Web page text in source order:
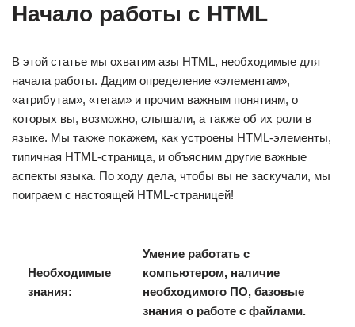
Начало работы с HTML
В этой статье мы охватим азы HTML, необходимые для
начала работы. Дадим определение «элементам»,
«атрибутам», «тегам» и прочим важным понятиям, о
которых вы, возможно, слышали, а также об их роли в
языке. Мы также покажем, как устроены HTML-элементы,
типичная HTML-страница, и объясним другие важные
аспекты языка. По ходу дела, чтобы вы не заскучали, мы
поиграем с настоящей HTML-страницей!
Необходимые
знания:
Умение работать с
компьютером, наличие
необходимого ПО, базовые
знания о работе с файлами.